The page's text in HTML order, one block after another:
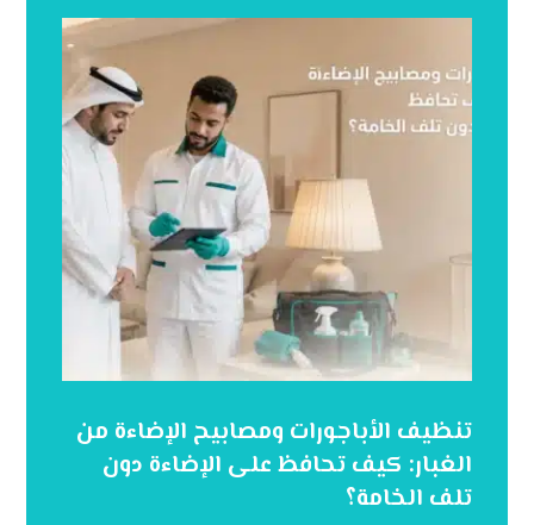
تنظيف الأباجورات ومصابيح الإضاءة من
الغبار: كيف تحافظ على الإضاءة دون
تلف الخامة؟